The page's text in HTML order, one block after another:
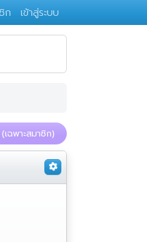
ก เข้าสู่ระบบ
ฉพาะสมาชิก)